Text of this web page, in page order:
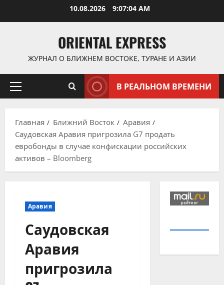
10.08.2026 9:07:05 AM
ORIENTAL EXPRESS
ЖУРНАЛ О БЛИЖНЕМ ВОСТОКЕ, ТУРАНЕ И АЗИИ
Основное
В РЕАЛЬНОМ ВРЕМЕНИ
Главная Ближний Восток
Аравия
Саудовская Аравия пригрозила G7 продать
евробонды в случае конфискации российских
активов – Bloomberg
Аравия
Саудовская
Аравия
пригрозила